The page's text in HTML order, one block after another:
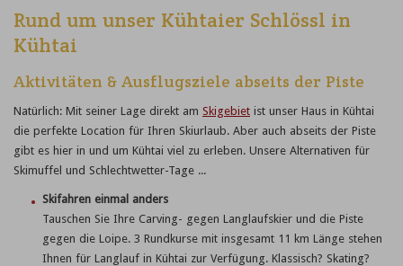
Rund um unser Kühtaier Schlössl in
Kühtai
Aktivitäten & Ausflugsziele abseits der Piste
Natürlich: Mit seiner Lage direkt am Skigebiet ist unser Haus in Kühtai
die perfekte Location für Ihren Skiurlaub. Aber auch abseits der Piste
gibt es hier in und um Kühtai viel zu erleben. Unsere Alternativen für
Skimuffel und Schlechtwetter-Tage ...
Skifahren einmal anders
Tauschen Sie Ihre Carving- gegen Langlaufskier und die Piste
gegen die Loipe. 3 Rundkurse mit insgesamt 11 km Länge stehen
Ihnen für Langlauf in Kühtai zur Verfügung. Klassisch? Skating?